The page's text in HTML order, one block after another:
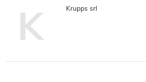
K Krupps srl